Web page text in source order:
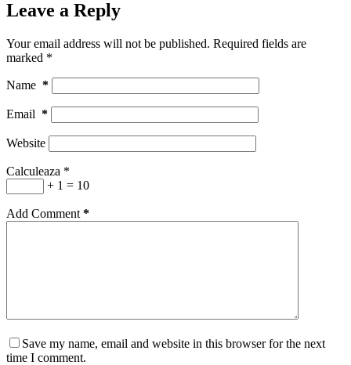
Leave a Reply
Your email address will not be published. Required fields are
marked *
Name *
Email *
Website
Calculeaza *
+ 1 = 10
Add Comment *
Save my name, email and website in this browser for the next
time I comment.